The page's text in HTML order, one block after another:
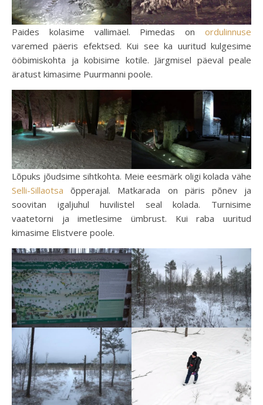
Paides kolasime vallimäel. Pimedas on ordulinnuse
varemed päeris efektsed. Kui see ka uuritud kulgesime
ööbimiskohta ja kobisime kotile. Järgmisel päeval peale
äratust kimasime Puurmanni poole.
Lõpuks jõudsime sihtkohta. Meie eesmärk oligi kolada vähe
Selli-Sillaotsa õpperajal. Matkarada on päris põnev ja
soovitan igaljuhul huvilistel seal kolada. Turnisime
vaatetorni ja imetlesime ümbrust. Kui raba uuritud
kimasime Elistvere poole.